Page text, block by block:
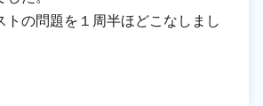
トの問題を１周半ほどこなしまし